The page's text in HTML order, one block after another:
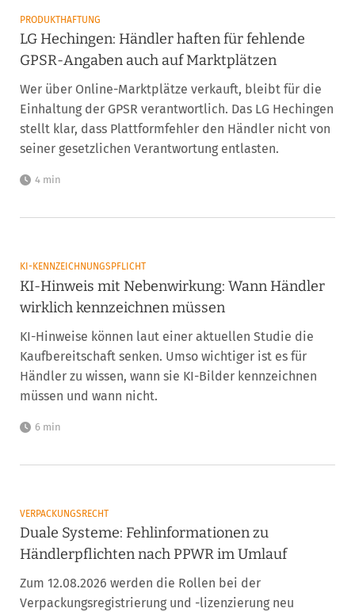
PRODUKTHAFTUNG
LG Hechingen: Händler haften für fehlende
GPSR-Angaben auch auf Marktplätzen
Wer über Online-Marktplätze verkauft, bleibt für die
Einhaltung der GPSR verantwortlich. Das LG Hechingen
stellt klar, dass Plattformfehler den Händler nicht von
seiner gesetzlichen Verantwortung entlasten.
4 min
KI-KENNZEICHNUNGSPFLICHT
KI-Hinweis mit Nebenwirkung: Wann Händler
wirklich kennzeichnen müssen
KI-Hinweise können laut einer aktuellen Studie die
Kaufbereitschaft senken. Umso wichtiger ist es für
Händler zu wissen, wann sie KI-Bilder kennzeichnen
müssen und wann nicht.
6 min
VERPACKUNGSRECHT
Duale Systeme: Fehlinformationen zu
Händlerpflichten nach PPWR im Umlauf
Zum 12.08.2026 werden die Rollen bei der
Verpackungsregistrierung und -lizenzierung neu